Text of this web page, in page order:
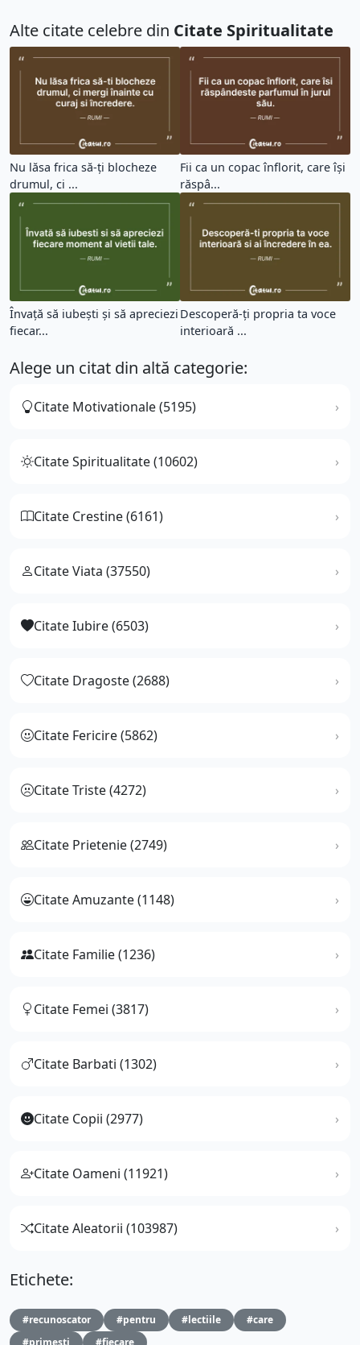
Alte citate celebre din Citate Spiritualitate
Nu lăsa frica să-ți blocheze
drumul, ci ...
Fii ca un copac înflorit, care își
răspâ...
Învață să iubești și să apreciezi
fiecar...
Descoperă-ți propria ta voce
interioară ...
Alege un citat din altă categorie:
Citate Motivationale (5195)
Citate Spiritualitate (10602)
Citate Crestine (6161)
Citate Viata (37550)
Citate Iubire (6503)
Citate Dragoste (2688)
Citate Fericire (5862)
Citate Triste (4272)
Citate Prietenie (2749)
Citate Amuzante (1148)
Citate Familie (1236)
Citate Femei (3817)
Citate Barbati (1302)
Citate Copii (2977)
Citate Oameni (11921)
Citate Aleatorii (103987)
Etichete:
#recunoscator #pentru #lectiile
#care
#primesti
#fiecare